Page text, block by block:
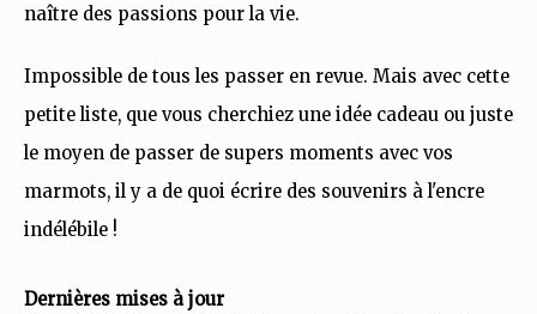
naître des passions pour la vie.
Impossible de tous les passer en revue. Mais avec cette
petite liste, que vous cherchiez une idée cadeau ou juste
le moyen de passer de supers moments avec vos
marmots, il y a de quoi écrire des souvenirs à l'encre
indélébile !
Dernières mises à jour